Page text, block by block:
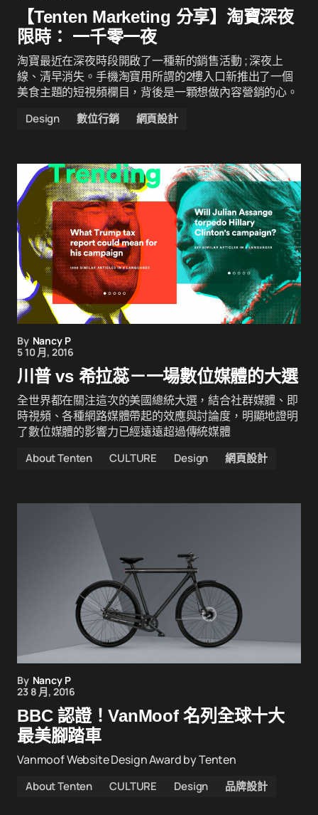
【Tenten Marketing 分享】淘寶深夜
限時： 一千零一夜
淘寶最近在深夜時段開啟了一種新的銷售活動 ; 深夜上
線、清早消失。手機淘寶用所謂的2樓入口新推出了一個
美食主題的短視頻欄目，背後是一顆想做內容營銷的心。
Design 數位行銷 網頁設計
By Nancy P
5 10 月, 2016
川普 vs 希拉蕊－一場數位媒體的大選
全世界都在關注這次的美國總統大選，結合社群媒體、即
時視頻、各種網路媒體帶起的效應與討論度，明顯地證明
了數位媒體的影響力已經遠遠超過傳統媒體
About Tenten CULTURE Design 網頁設計
By Nancy P
23 8 月, 2016
BBC 認證！VanMoof 名列全球十大
最美腳踏車
Vanmoof Website Design Award by Tenten
About Tenten CULTURE Design 品牌設計